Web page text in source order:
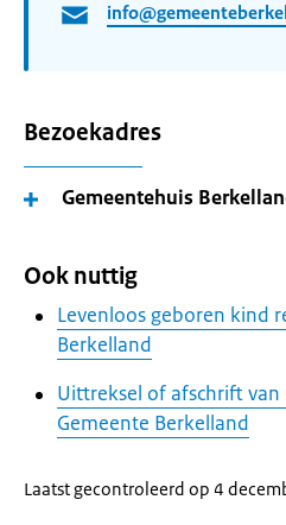
Bezoekadres
Gemeentehuis
Ook nuttig
Levenloos geboren kind
Berkelland
Uittreksel of afschrift
Gemeente Berkelland
Laatst gecontroleerd op 4